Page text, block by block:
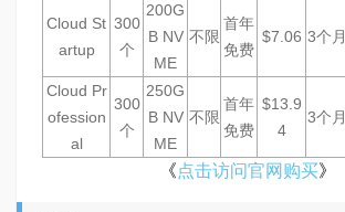
Cloud St
artup
300
个
200G
B NV
ME
不限
首年
免费
$7.06 3个月
Cloud Pr
ofession
al
300
个
250G
B NV
ME
不限
首年
免费
$13.9
4
3个月
《点击访问官网购买》